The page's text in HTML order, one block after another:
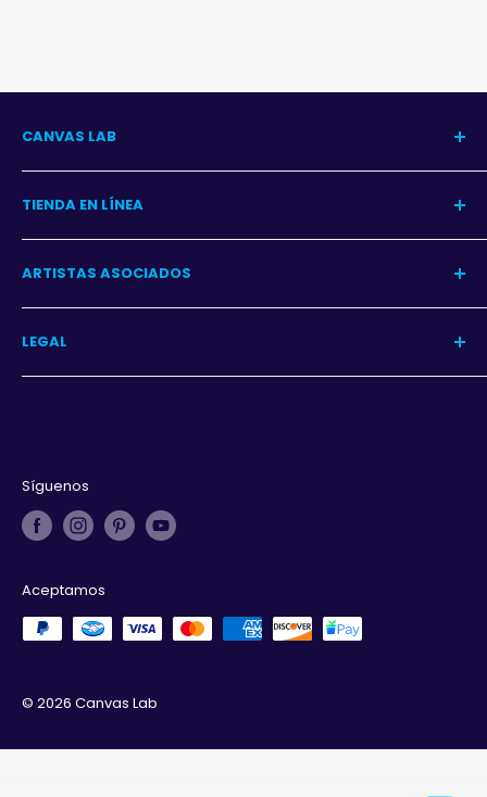
CANVAS LAB
Nuestra Historia
Blog del Arte
Blog Decoración
Contacto
TIENDA EN LÍNEA
Centro de Ayuda
Garantía
ARTISTAS ASOCIADOS
Programa
Iniciar sesión
LEGAL
Aviso de privacidad
Síguenos
Aceptamos
© 2026 Canvas Lab